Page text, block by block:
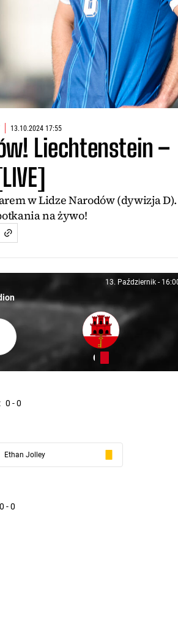
13.10.2024 17:55
Liechtenstein –
w Lidze Narodów (dywizja D).
na żywo!
13. Październik, 16:00
13. Październik -
0
Uczestnik: Gibraltar
Gibraltar
: 0 - 0
Ethan Jolley
0 -0